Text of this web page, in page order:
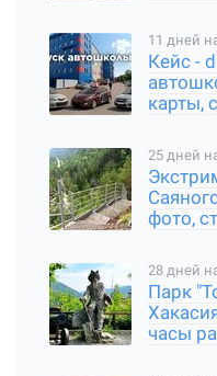
11 дней
Кейс -
карты,
25 дней
фото,
28 дней
Парк
часы